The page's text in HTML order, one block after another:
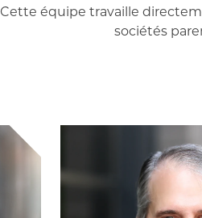
Cette équipe travaille
sociétés